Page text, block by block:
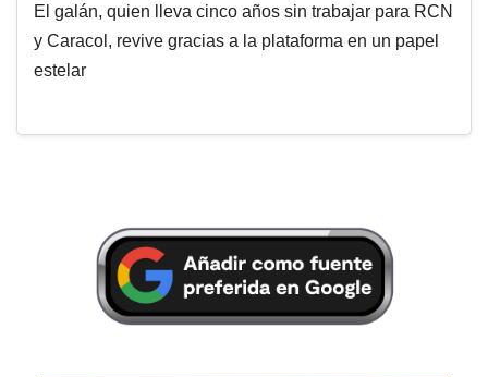
El galán, quien lleva cinco años sin trabajar para RCN
y Caracol, revive gracias a la plataforma en un papel
estelar